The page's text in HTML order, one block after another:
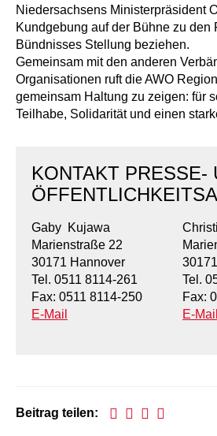
Kindertagesstätte Ibykusweg /
Kindertagesstätte Johannes-
Kindertagesstätte Klaus-
“Mäuseburg” /
Kindertagesstätte Langes Feld
Kindertagesstätte
Kindertagesstätte
Familienzentrum
Kindertagesstätte
Kindertagesstätte
Kindertagesstätte
Kindertagesstätte Herbartstraße
Kindertagesstätte Hiltrud-
Kindertagesstätte Johannes-
Kindertagesstätte
Kindertagesstätte Klaus-
“Mäuseburg” / Familienzentrum
Kindertagesstätte König-
Offene Sprach-Sprechstunde
Familienzentrum
Niedersachsens Ministerpräsident
Kundgebung auf der Bühne zu den
Bündnisses Stellung beziehen.
Gemeinsam mit den anderen
Organisationen ruft die AWO
gemeinsam Haltung zu zeigen: für
Teilhabe, Solidarität und einen
KONTAKT PRESSE-
Gaby Kujawa
Marienstraße 22
30171 Hannover
Tel. 0511 8114-261
Fax: 0511 8114-250
E-Mail
Tel.
Fax:
E-Mail
Beitrag teilen: